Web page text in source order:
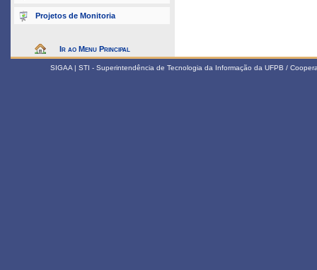
Projetos de Monitoria
Ir ao Menu Principal
SIGAA | STI - Superintendência de Tecnologia da Informação da UFPB /